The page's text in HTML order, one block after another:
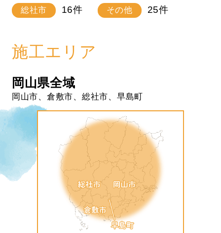
総社市 16件 その他 25件
施工エリア
岡山県全域
岡山市、倉敷市、総社市、早島町